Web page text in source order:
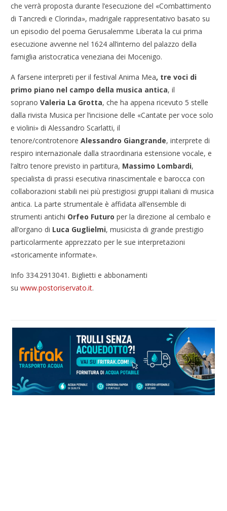
che verrà proposta durante l’esecuzione del «Combattimento
di Tancredi e Clorinda», madrigale rappresentativo basato su
un episodio del poema Gerusalemme Liberata la cui prima
esecuzione avvenne nel 1624 all’interno del palazzo della
famiglia aristocratica veneziana dei Mocenigo.
A farsene interpreti per il festival Anima Mea, tre voci di
primo piano nel campo della musica antica, il
sopranoValeria La Grotta, che ha appena ricevuto 5 stelle
dalla rivista Musica per l’incisione delle «Cantate per voce solo
e violini» di Alessandro Scarlatti, il
tenore/controtenoreAlessandro Giangrande, interprete di
respiro internazionale dalla straordinaria estensione vocale, e
l’altro tenore previsto in partitura, Massimo Lombardi,
specialista di prassi esecutiva rinascimentale e barocca con
collaborazioni stabili nei più prestigiosi gruppi italiani di musica
antica. La parte strumentale è affidata all’ensemble di
strumenti antichi Orfeo Futuro per la direzione al cembalo e
all’organo di Luca Guglielmi, musicista di grande prestigio
particolarmente apprezzato per le sue interpretazioni
«storicamente informate».
Info 334.2913041. Biglietti e abbonamenti
suwww.postoriservato.it.